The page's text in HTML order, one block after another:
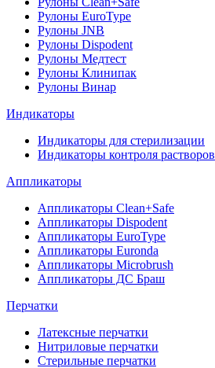
Рулоны EuroType
Рулоны JNB
Рулоны Dispodent
Рулоны Медтест
Рулоны Клинипак
Рулоны Винар
Индикаторы
Индикаторы для стерилизации
Индикаторы контроля растворов
Аппликаторы
Аппликаторы Clean+Safe
Аппликаторы Dispodent
Аппликаторы EuroType
Аппликаторы Euronda
Аппликаторы Microbrush
Аппликаторы ДС Браш
Перчатки
Латексные перчатки
Нитриловые перчатки
Стерильные перчатки